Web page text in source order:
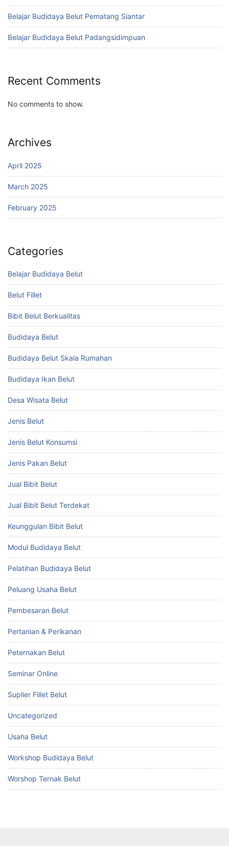
Belajar Budidaya Belut Pematang Siantar
Belajar Budidaya Belut Padangsidimpuan
Recent Comments
No comments to show.
Archives
April 2025
March 2025
February 2025
Categories
Belajar Budidaya Belut
Belut Fillet
Bibit Belut Berkualitas
Budidaya Belut
Budidaya Belut Skala Rumahan
Budidaya Ikan Belut
Desa Wisata Belut
Jenis Belut
Jenis Belut Konsumsi
Jenis Pakan Belut
Jual Bibit Belut
Jual Bibit Belut Terdekat
Keunggulan Bibit Belut
Modul Budidaya Belut
Pelatihan Budidaya Belut
Peluang Usaha Belut
Pembesaran Belut
Pertanian & Perikanan
Peternakan Belut
Seminar Online
Suplier Fillet Belut
Uncategorized
Usaha Belut
Workshop Budidaya Belut
Worshop Ternak Belut